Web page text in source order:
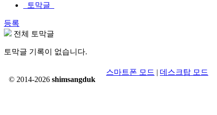
토막글
등록
전체 토막글
토막글 기록이 없습니다.
© 2014-2026 shimsangduk
스마트폰 모드 | 데스크탑 모드